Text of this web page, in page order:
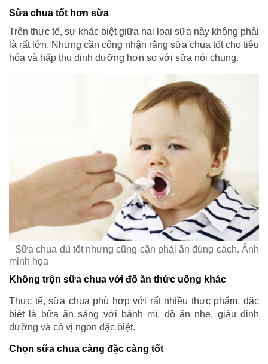
Sữa chua tốt hơn sữa
Trên thực tế, sự khác biệt giữa hai loại sữa này không phải
là rất lớn. Nhưng cần công nhận rằng sữa chua tốt cho tiêu
hóa và hấp thụ dinh dưỡng hơn so với sữa nói chung.
Sữa chua dù tốt nhưng cũng cần phải ăn đúng cách. Ảnh
minh họa
Không trộn sữa chua với đồ ăn thức uống khác
Thực tế, sữa chua phù hợp với rất nhiều thực phẩm, đặc
biệt là bữa ăn sáng với bánh mì, đồ ăn nhẹ, giàu dinh
dưỡng và có vị ngon đặc biệt.
Chọn sữa chua càng đặc càng tốt